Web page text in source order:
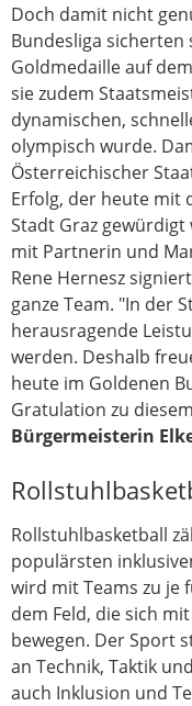
Doch damit nicht
Bundesliga sicherten
Goldmedaille auf
sie zudem
dynamischen,
olympisch wurde.
Österreichischer
Erfolg, der heute mit
Stadt Graz
mit Partnerin und
Rene Hernesz
ganze Team. "In der
herausragende
werden. Deshalb
heute im Goldenen
Gratulation zu
Bürgermeisterin
Rollstuhlbasketball
populärsten
wird mit Teams zu je
dem Feld, die sich
bewegen. Der Sport
an Technik, Taktik
auch Inklusion und